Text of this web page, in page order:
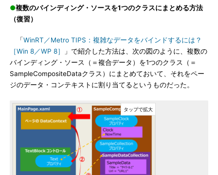
●複数のバインディング・ソースを1つのクラスにまとめる方法
（復習）
「WinRT／Metro TIPS：複雑なデータをバインドするには？
［Win 8／WP 8］
」で紹介した方法は、次の図のように、複数の
バインディング・ソース（＝複合データ）を1つのクラス（＝
SampleCompositeDataクラス）にまとめておいて、それをペー
ジのデータ・コンテキストに割り当てるというものだった。